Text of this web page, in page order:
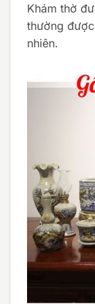
Khám thờ
thường
nhiên.